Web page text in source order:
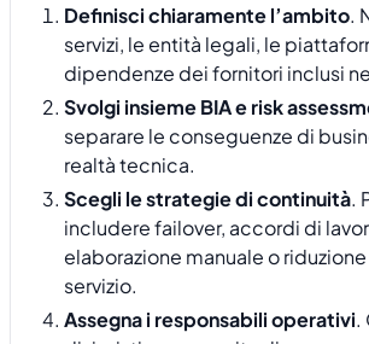
Definisci chiaramente l’ambito.
servizi, le entità legali, le
dipendenze dei fornitori inclusi
Svolgi insieme BIA e risk
separare le conseguenze di
realtà tecnica.
Scegli le strategie di continuità.
includere failover, accordi di
elaborazione manuale o
servizio.
Assegna i responsabili operativi.